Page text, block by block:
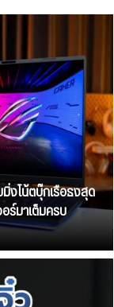
งโน้ตบุ๊กเรือธงสุด
ร์มาเต็มครบ